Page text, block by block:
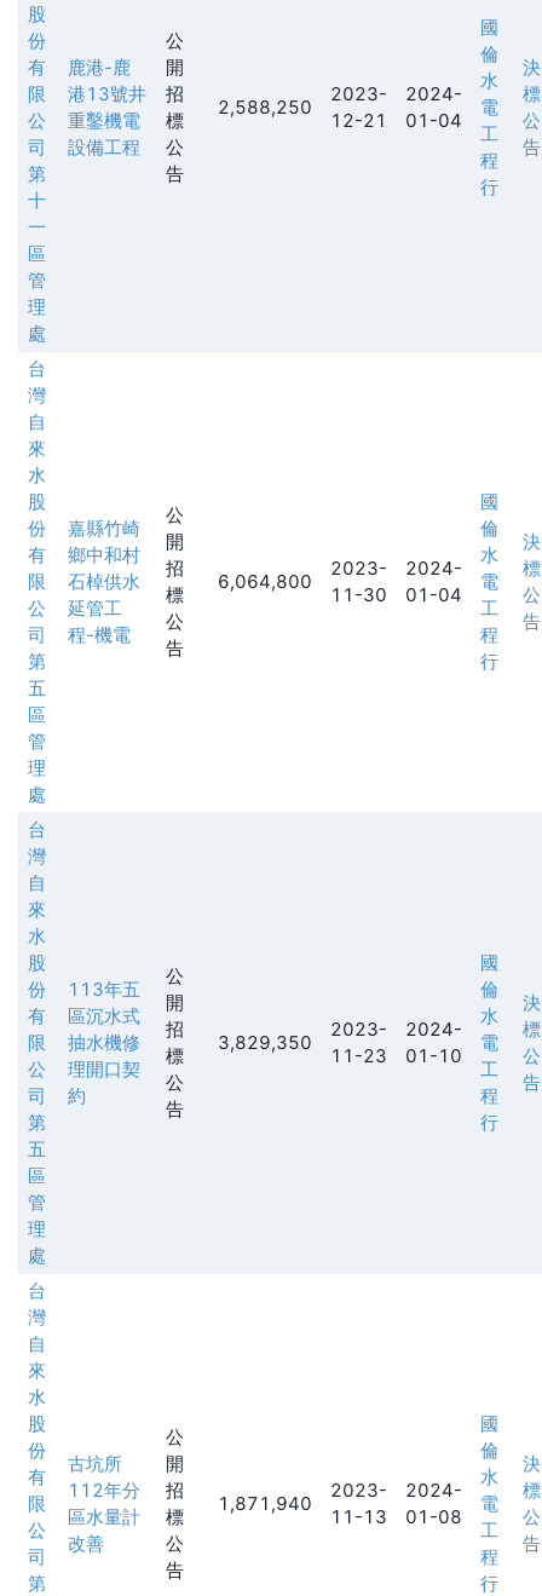
股
份
有
限
公
司
第
十
一
區
管
理
處
鹿港-鹿
港13號井
重鑿機電
設備工程
公
開
招
標
公
告
2,588,250
2023-
12-21
2024-
01-04
國
倫
水
電
工
程
行
決
標
公
告
台
灣
自
來
水
股
份
有
限
公
司
第
五
區
管
理
處
嘉縣竹崎
鄉中和村
石棹供水
延管工
程-機電
公
開
招
標
公
告
6,064,800
2023-
11-30
2024-
01-04
國
倫
水
電
工
程
行
決
標
公
告
台
灣
自
來
水
股
份
有
限
公
司
第
五
區
管
理
處
113年五
區沉水式
抽水機修
理開口契
約
公
開
招
標
公
告
3,829,350
2023-
11-23
2024-
01-10
國
倫
水
電
工
程
行
決
標
公
告
台
灣
自
來
水
股
份
有
限
公
司
第
古坑所
112年分
區水量計
改善
公
開
招
標
公
告
1,871,940
2023-
11-13
2024-
01-08
國
倫
水
電
工
程
行
決
標
公
告